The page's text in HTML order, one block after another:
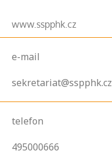
www.sspphk.cz
e-mail
sekretariat@sspphk.cz
telefon
495000666